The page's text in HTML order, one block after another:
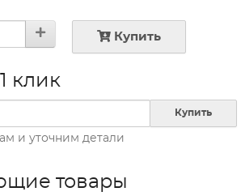
Купить
клик
Купить
и уточним детали
товары